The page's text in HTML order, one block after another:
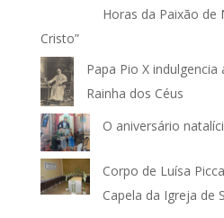
Horas da Paixão de
Cristo”
Papa Pio X
Rainha dos Céus
O aniversário
Corpo de Luísa
Capela da Igreja de